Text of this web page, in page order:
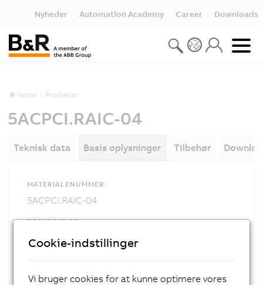
Nyheder Automation Academy Career Downloads
Home Produkter
5ACPCI.RAIC-04
Teknisk data Basis oplysninger Tilbehør
MATERIALENUMMER:
5ACPCI.RAIC-04
BESKRIVELSE:
This hard disk can be used as a replacement for
a HDD used with the 5ACPCI.RAIC-03 PCI SATA
Cookie-indstillinger
Vi bruger cookies for at kunne optimere vores